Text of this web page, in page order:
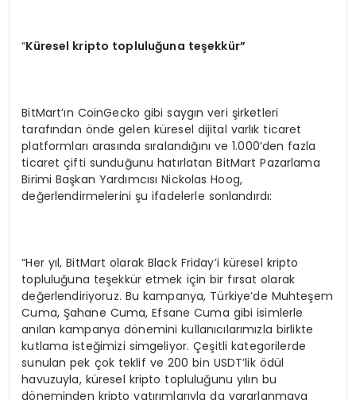
“Küresel kripto topluluğuna teşekkür”
BitMart’ın CoinGecko gibi saygın veri şirketleri
tarafından önde gelen küresel dijital varlık ticaret
platformları arasında sıralandığını ve 1.000’den fazla
ticaret çifti sunduğunu hatırlatan BitMart Pazarlama
Birimi Başkan Yardımcısı Nickolas Hoog,
değerlendirmelerini şu ifadelerle sonlandırdı:
“Her yıl, BitMart olarak Black Friday’i küresel kripto
topluluğuna teşekkür etmek için bir fırsat olarak
değerlendiriyoruz. Bu kampanya, Türkiye’de Muhteşem
Cuma, Şahane Cuma, Efsane Cuma gibi isimlerle
anılan kampanya dönemini kullanıcılarımızla birlikte
kutlama isteğimizi simgeliyor. Çeşitli kategorilerde
sunulan pek çok teklif ve 200 bin USDT’lik ödül
havuzuyla, küresel kripto topluluğunu yılın bu
döneminden kripto yatırımlarıyla da yararlanmaya